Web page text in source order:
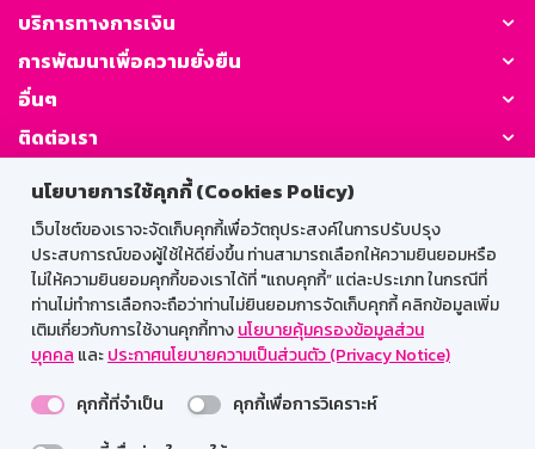
นโยบายการใช้คุกกี้ (Cookies Policy)
เว็บไซต์ของเราจะจัดเก็บคุกกี้เพื่อวัตถุประสงค์ในการปรับปรุง
ประสบการณ์ของผู้ใช้ให้ดียิ่งขึ้น ท่านสามารถเลือกให้ความยินยอมหรือ
ไม่ให้ความยินยอมคุกกี้ของเราได้ที่ "แถบคุกกี้” แต่ละประเภท ในกรณีที่
ท่านไม่ทำการเลือกจะถือว่าท่านไม่ยินยอมการจัดเก็บคุกกี้ คลิกข้อมูลเพิ่ม
เติมเกี่ยวกับการใช้งานคุกกี้ทางนโยบายคุ้มครองข้อมูลส่วน
บุคคล และประกาศนโยบายความเป็นส่วนตัว (Privacy Notice)
คุกกี้ที่จำเป็น
คุกกี้เพื่อการวิเคราะห์
บริการทางการเงิน
การพัฒนาเพื่อความยั่งยืน
อื่นๆ
ติดต่อเรา
GSB Society:
สำหรับพนักงาน
Web HR
GSB Wisdom
M-Search
เข้าสู่ระบบเน็ตเมล